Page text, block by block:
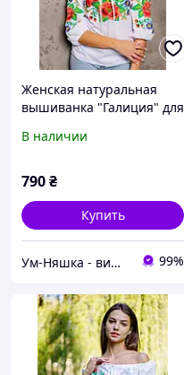
Женская натуральная
вышиванка "Галиция" для
подростков белая
В наличии
790₴
Купить
Ум-Няшка - вишиванки для всієї сім'ї та дитячий одяг 99%